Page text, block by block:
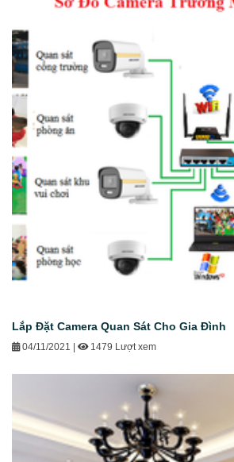
Lắp Đặt Camera Quan Sát Cho Gia Đình
04/11/2021 1479 Lượt xem